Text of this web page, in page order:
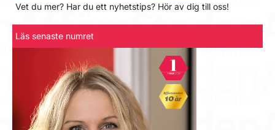
Vet du mer? Har du ett nyhetstips? Hör av dig till oss!
Läs senaste numret